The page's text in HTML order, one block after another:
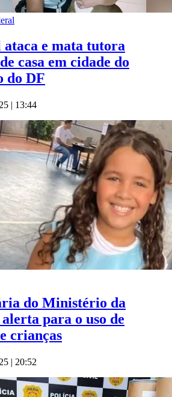
e mata tutora
casa em cidade do
do DF
| 13:44
do Ministério da
para o uso de
crianças
| 20:52